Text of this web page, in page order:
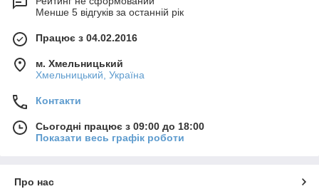
Менше 5 відгуків за останній рік
Працює з 04.02.2016
м. Хмельницький
Хмельницький, Україна
Контакти
Сьогодні працює з 09:00 до 18:00
Показати весь графік роботи
Про нас